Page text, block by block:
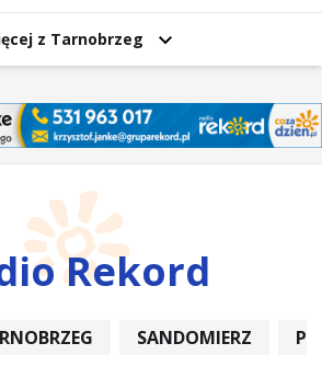
z Tarnobrzeg
Rekord
SANDOMIERZ